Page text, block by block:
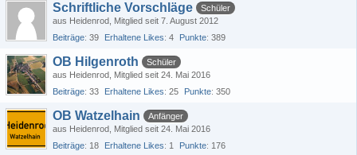
Schriftliche Vorschläge
Schüler
aus Heidenrod Mitglied seit 7. August 2012
Beiträge 39 Erhaltene Likes 4 Punkte 389
OB Hilgenroth
Schüler
aus Heidenrod Mitglied seit 24. Mai 2016
Beiträge 33 Erhaltene Likes 25 Punkte 350
OB Watzelhain
Anfänger
aus Heidenrod Mitglied seit 24. Mai 2016
Beiträge 18 Erhaltene Likes 1 Punkte 176